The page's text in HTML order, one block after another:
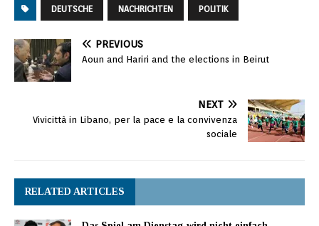
DEUTSCHE NACHRICHTEN POLITIK
PREVIOUS
Aoun and Hariri and the elections in Beirut
NEXT
Vivicittà in Libano, per la pace e la convivenza
sociale
RELATED ARTICLES